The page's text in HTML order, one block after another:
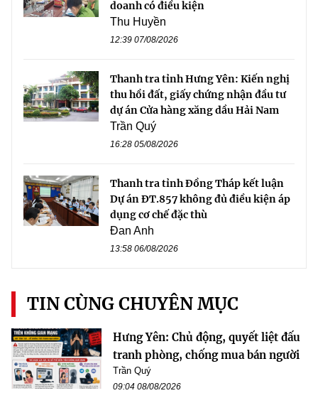
doanh có điều kiện
Thu Huyền
12:39 07/08/2026
Thanh tra tỉnh Hưng Yên: Kiến nghị
thu hồi đất, giấy chứng nhận đầu tư
dự án Cửa hàng xăng dầu Hải Nam
Trần Quý
16:28 05/08/2026
Thanh tra tỉnh Đồng Tháp kết luận
Dự án ĐT.857 không đủ điều kiện áp
dụng cơ chế đặc thù
Đan Anh
13:58 06/08/2026
TIN CÙNG CHUYÊN MỤC
Hưng Yên: Chủ động, quyết liệt đấu
tranh phòng, chống mua bán người
Trần Quý
09:04 08/08/2026